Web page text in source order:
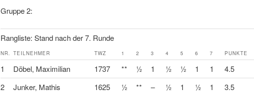
Gruppe 2:
Rangliste: Stand nach der 7. Runde
NR. TEILNEHMER TWZ 1 2 3 4 5 6 7 PUNKTE
1 Döbel, Maximilian 1737 ** ½ 1 ½ ½ 1 1
4.5
2
Junker, Mathis 1625 ½ ** – ½ 1 ½ 1
3.5